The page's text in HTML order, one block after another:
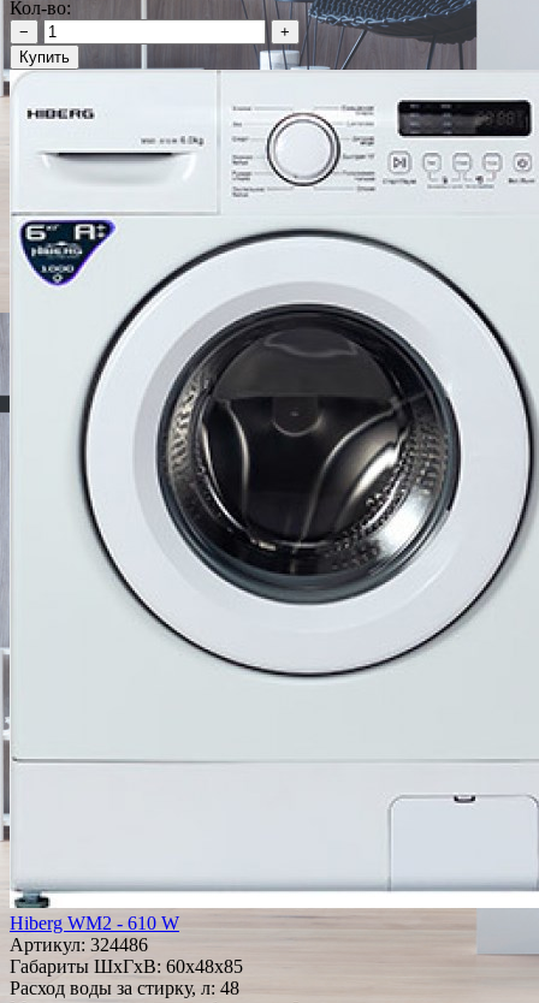
Кол-во:
−
+
Купить
Hiberg WM2 - 610 W
Артикул: 324486
Габариты ШxГxВ: 60x48x85
Расход воды за стирку, л: 48